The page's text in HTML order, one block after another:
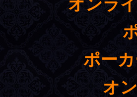
オンラ
ポー
オ